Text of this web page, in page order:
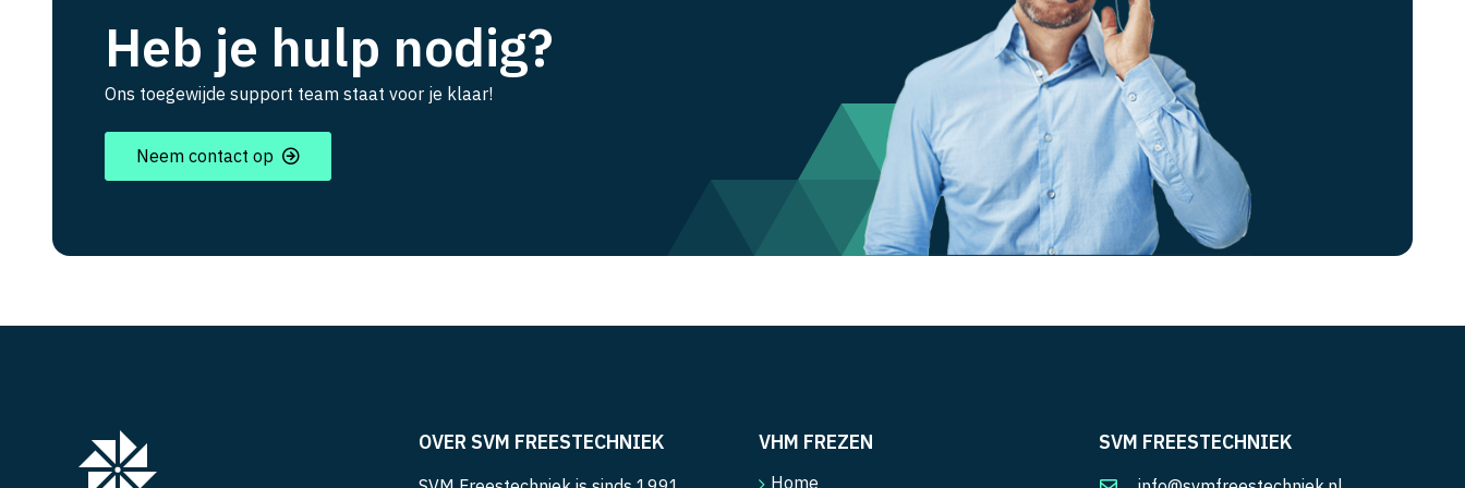
Heb je hulp nodig?
Ons toegewijde support team staat voor je klaar!
Neem contact op
OVER SVM FREESTECHNIEK VHM FREZEN
Home
SVM FREESTECHNIEK